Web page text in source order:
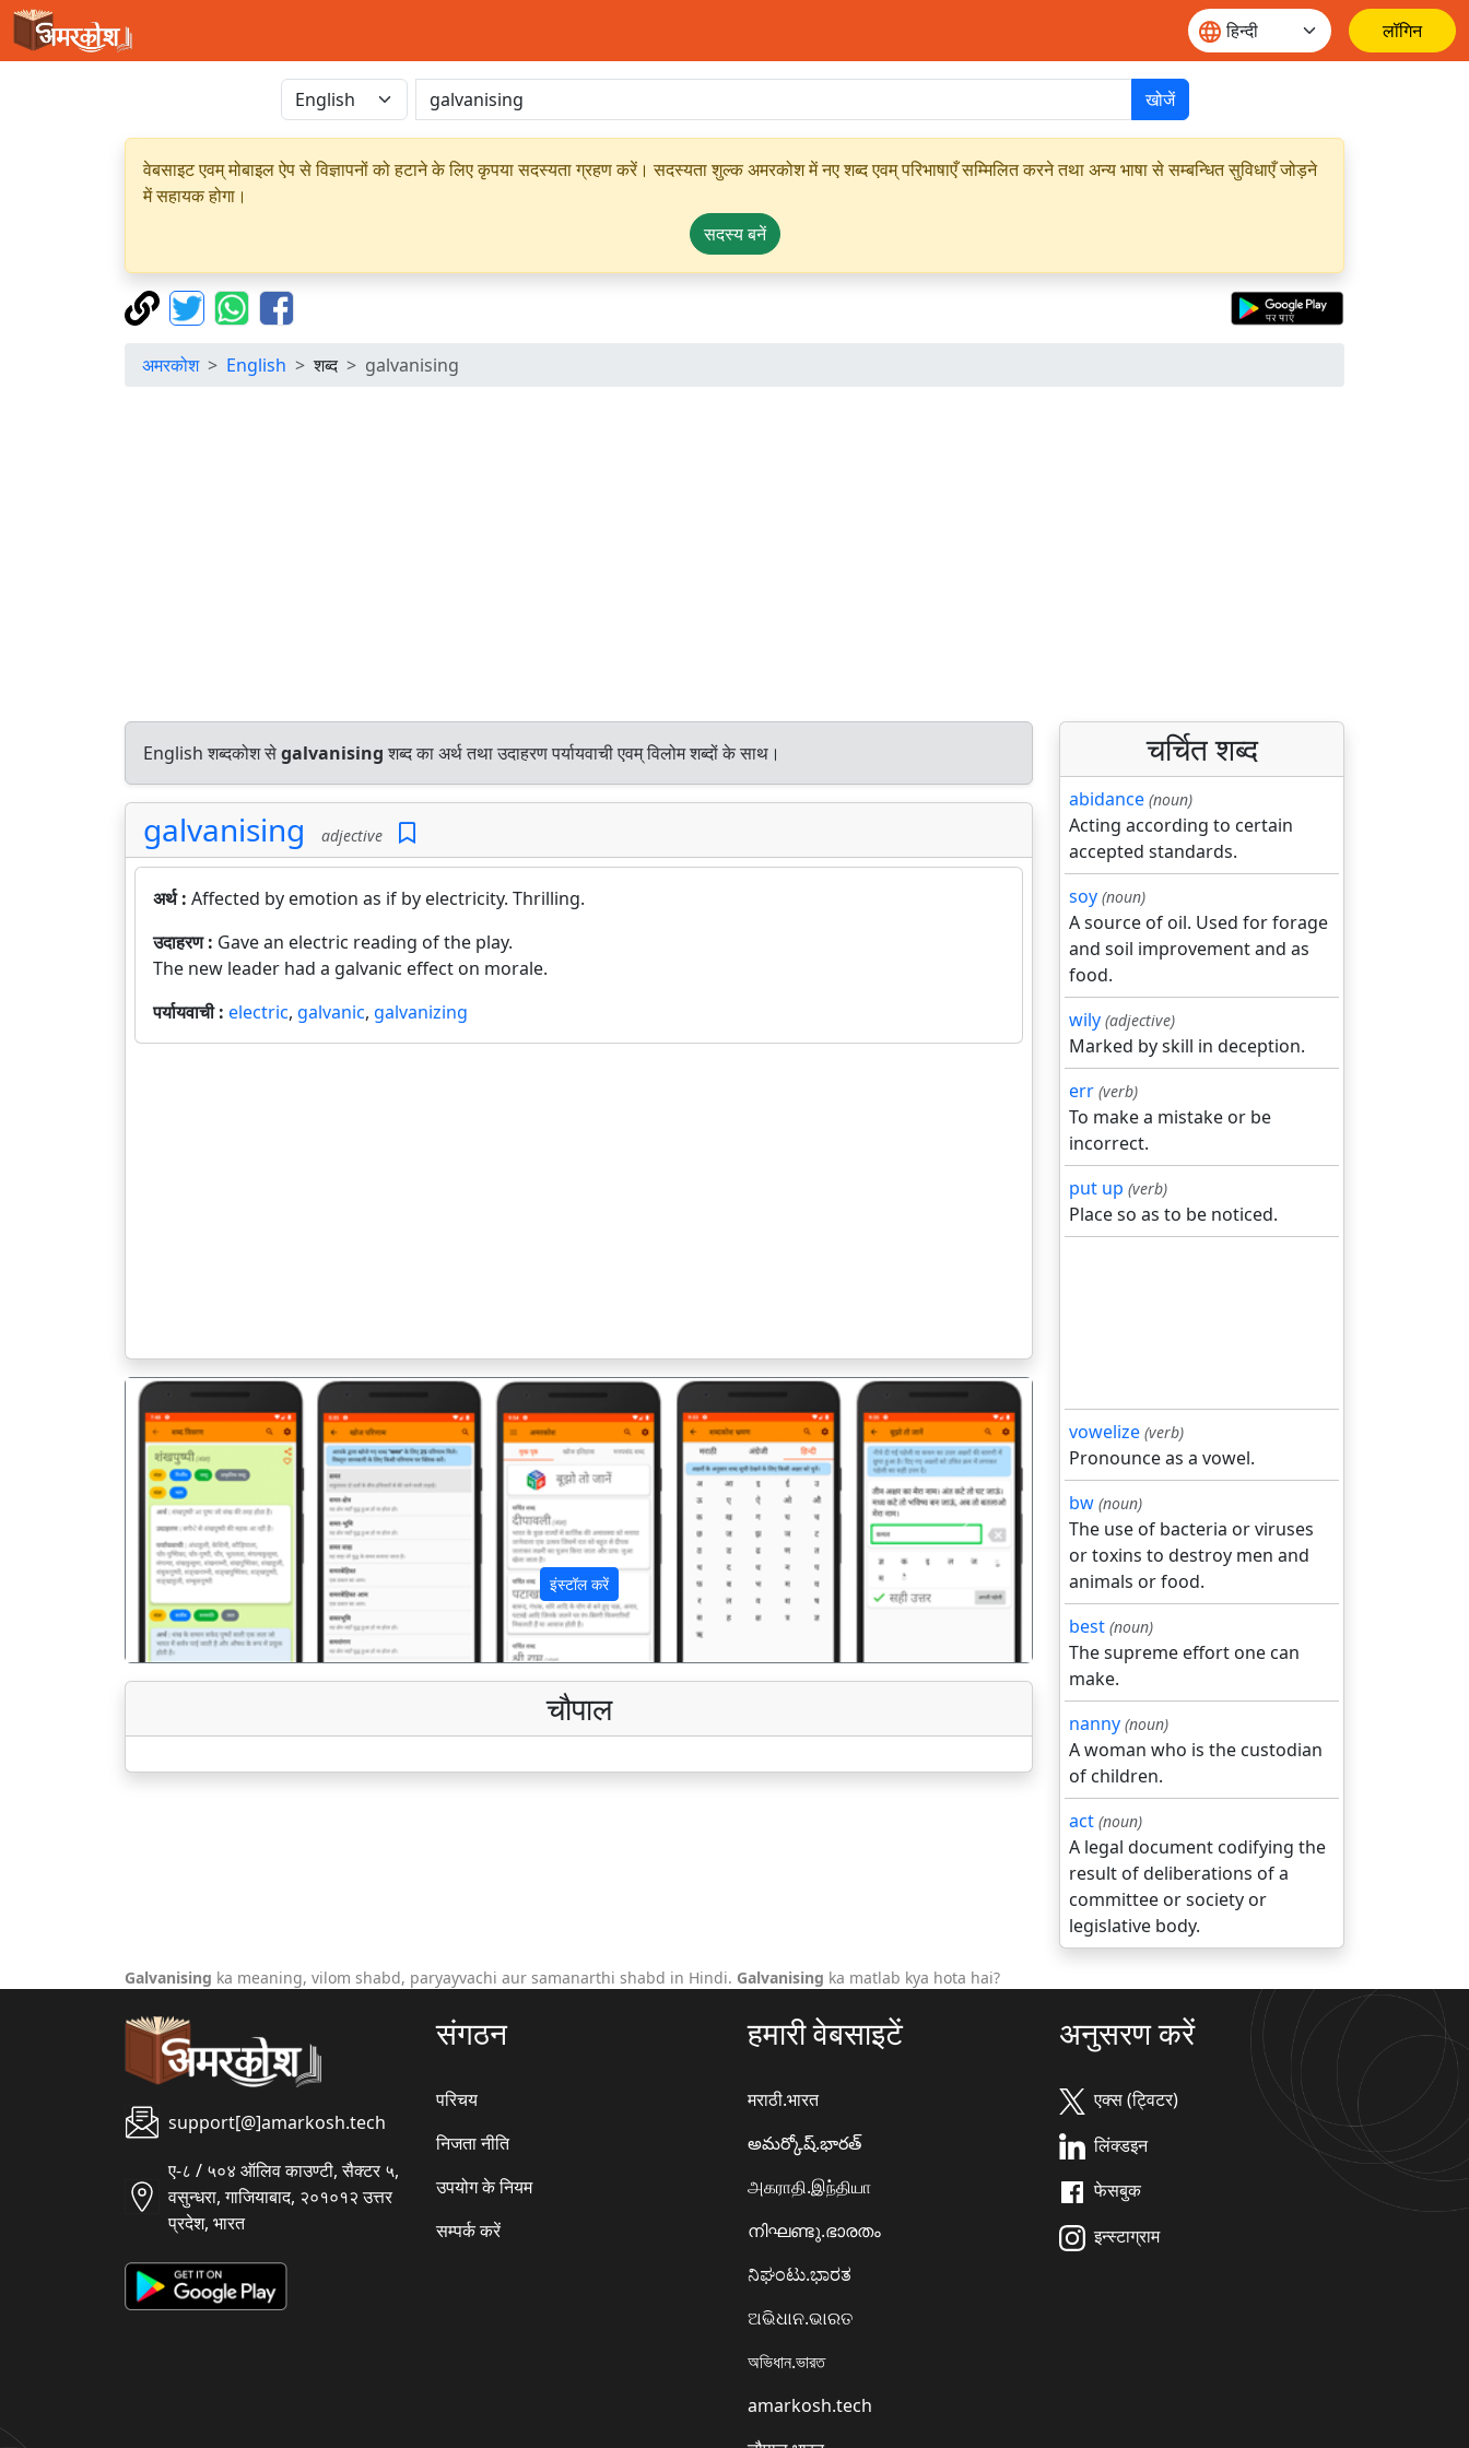
लॉगिन
खोजें
वेबसाइट एवम् मोबाइल ऐप से विज्ञापनों को हटाने के लिए कृपया सदस्यता ग्रहण करें। सदस्यता शुल्क अमरकोश में नए शब्द एवम् परिभाषाएँ सम्मिलित करने तथा अन्य भाषा से सम्बन्धित सुविधाएँ जोड़ने
में सहायक होगा।
सदस्य बनें
अमरकोश English शब्द galvanising
English शब्दकोश सेgalvanisingशब्द का अर्थ तथा उदाहरण पर्यायवाची एवम् विलोम शब्दों के साथ।
galvanising adjective
अर्थ : Affected by emotion as if by electricity. Thrilling.
उदाहरण : Gave an electric reading of the play.
The new leader had a galvanic effect on morale.
पर्यायवाची : electric, galvanic, galvanizing
इंस्टॉल करें
पिछला अगला
चौपाल
चर्चित शब्द
abidance (noun)
Acting according to certain
accepted standards.
soy (noun)
A source of oil. Used for forage
and soil improvement and as
food.
wily (adjective)
Marked by skill in deception.
err (verb)
To make a mistake or be
incorrect.
put up (verb)
Place so as to be noticed.
vowelize (verb)
Pronounce as a vowel.
bw (noun)
The use of bacteria or viruses
or toxins to destroy men and
animals or food.
best (noun)
The supreme effort one can
make.
nanny (noun)
A woman who is the custodian
of children.
act (noun)
A legal document codifying the
result of deliberations of a
committee or society or
legislative body.
Galvanising ka meaning, vilom shabd, paryayvachi aur samanarthi shabd in Hindi. Galvanising ka matlab kya hota hai?
support[@]amarkosh.tech
ए-८ / ५०४ ऑलिव काउण्टी, सैक्टर ५,
वसुन्धरा, गाजियाबाद, २०१०१२ उत्तर
प्रदेश, भारत
संगठन
परिचय
निजता नीति
उपयोग के नियम
सम्पर्क करें
हमारी वेबसाइटें
मराठी.भारत
అమర్కోష్.భారత్
அகராதி.இந்தியா
നിഘണ്ടു.ഭാരതം
ನಿಘಂಟು.ಭಾರತ
ଅଭିଧାନ.ଭାରତ
অভিধান.ভারত
amarkosh.tech
अनुसरण करें
एक्स (ट्विटर)
लिंक्डइन
फेसबुक
इन्स्टाग्राम